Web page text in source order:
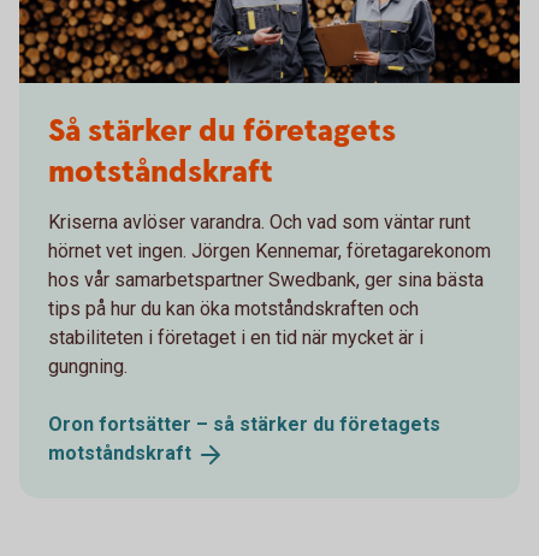
Så stärker du företagets
motståndskraft
Kriserna avlöser varandra. Och vad som väntar runt
hörnet vet ingen. Jörgen Kennemar, företagarekonom
hos vår samarbetspartner Swedbank, ger sina bästa
tips på hur du kan öka motståndskraften och
stabiliteten i företaget i en tid när mycket är i
gungning.
Oron fortsätter – så stärker du företagets
motståndskraft